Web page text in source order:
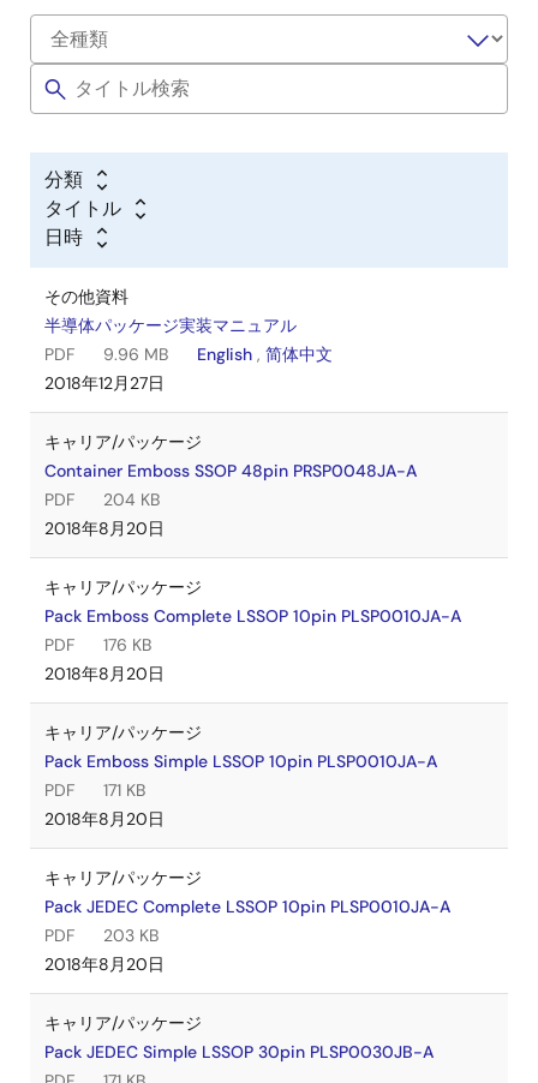
分類
タイトル
日時
その他資料
半導体パッケージ実装マニュアル
PDF
9.96 MB English , 简体中文
2018年12月27日
キャリア/パッケージ
Container Emboss SSOP 48pin PRSP0048JA-A
PDF
204 KB
2018年8月20日
キャリア/パッケージ
Pack Emboss Complete LSSOP 10pin PLSP0010JA-A
PDF
176 KB
2018年8月20日
キャリア/パッケージ
Pack Emboss Simple LSSOP 10pin PLSP0010JA-A
PDF
171 KB
2018年8月20日
キャリア/パッケージ
Pack JEDEC Complete LSSOP 10pin PLSP0010JA-A
PDF
203 KB
2018年8月20日
キャリア/パッケージ
Pack JEDEC Simple LSSOP 30pin PLSP0030JB-A